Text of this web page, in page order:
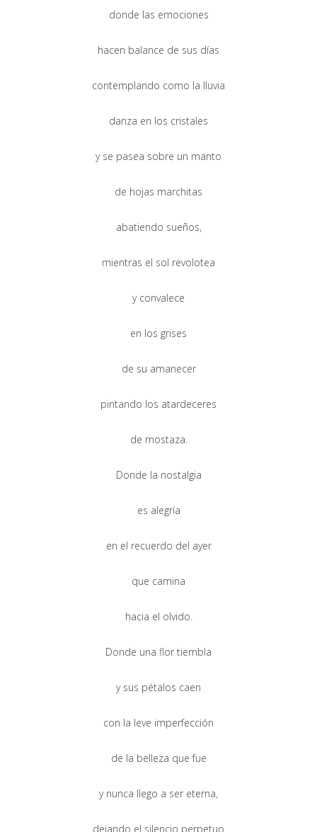
donde las emociones
hacen balance de sus días
contemplando como la lluvia
danza en los cristales
y se pasea sobre un manto
de hojas marchitas
abatiendo sueños,
mientras el sol revolotea
y convalece
en los grises
de su amanecer
pintando los atardeceres
de mostaza.
Donde la nostalgia
es alegría
en el recuerdo del ayer
que camina
hacia el olvido.
Donde una flor tiembla
y sus pétalos caen
con la leve imperfección
de la belleza que fue
y nunca llego a ser eterna,
dejando el silencio perpetuo